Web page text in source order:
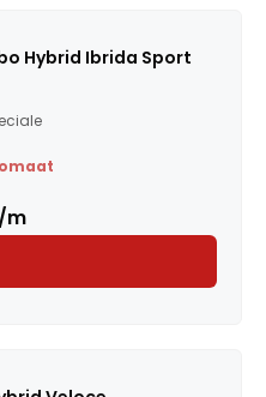
Hybrid Ibrida Sport
m